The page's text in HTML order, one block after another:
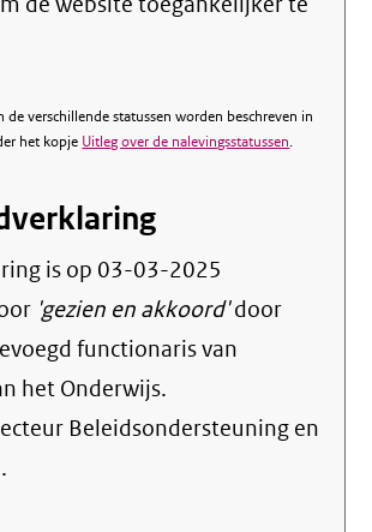
de verschillende statussen worden beschreven in
het kopje Uitleg over de nalevingsstatussen.
is op 03-03-2025
'gezien en akkoord'door
functionaris van
het Onderwijs.
Beleidsondersteuning en
.